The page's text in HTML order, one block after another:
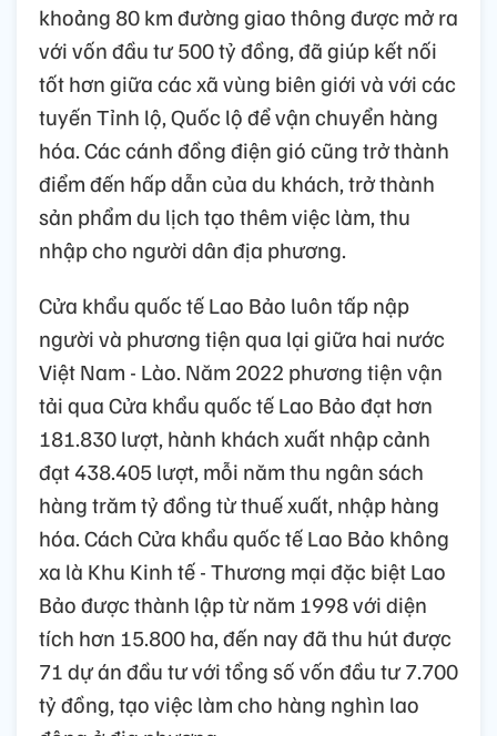
khoảng 80 km đường giao thông được mở ra
với vốn đầu tư 500 tỷ đồng, đã giúp kết nối
tốt hơn giữa các xã vùng biên giới và với các
tuyến Tỉnh lộ, Quốc lộ để vận chuyển hàng
hóa. Các cánh đồng điện gió cũng trở thành
điểm đến hấp dẫn của du khách, trở thành
sản phẩm du lịch tạo thêm việc làm, thu
nhập cho người dân địa phương.
Cửa khẩu quốc tế Lao Bảo luôn tấp nập
người và phương tiện qua lại giữa hai nước
Việt Nam - Lào. Năm 2022 phương tiện vận
tải qua Cửa khẩu quốc tế Lao Bảo đạt hơn
181.830 lượt, hành khách xuất nhập cảnh
đạt 438.405 lượt, mỗi năm thu ngân sách
hàng trăm tỷ đồng từ thuế xuất, nhập hàng
hóa. Cách Cửa khẩu quốc tế Lao Bảo không
xa là Khu Kinh tế - Thương mại đặc biệt Lao
Bảo được thành lập từ năm 1998 với diện
tích hơn 15.800 ha, đến nay đã thu hút được
71 dự án đầu tư với tổng số vốn đầu tư 7.700
tỷ đồng, tạo việc làm cho hàng nghìn lao